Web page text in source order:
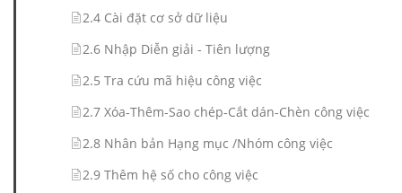
Dự toán BNSC2.4 Cài đặt cơ sở dữ liệu
2.6 Nhập Diễn giải - Tiên lượng
2.5 Tra cứu mã hiệu công việc
2.7 Xóa-Thêm-Sao chép-Cắt dán-Chèn công việc
2.8 Nhân bản Hạng mục /Nhóm công việc
2.9 Thêm hệ số cho công việc